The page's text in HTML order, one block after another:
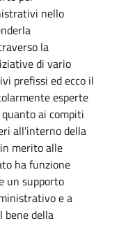
nello
la
di vario
prefissi ed ecco il
esperte
ai compiti
all'interno della
merito alle
ha funzione
un supporto
e a
bene della